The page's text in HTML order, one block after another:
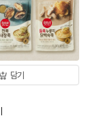
담기